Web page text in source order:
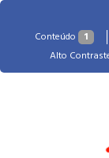
Conteúdo 1
Alto